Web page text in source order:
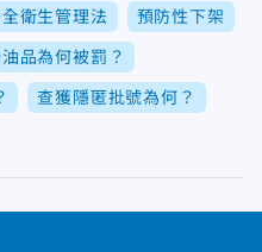
衛生管理法 預防性下架
品為何被罰？
查獲隱匿批號為何？